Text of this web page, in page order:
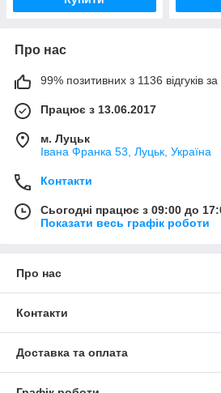
Про нас
99% позитивних з 1136 відгуків за
Працює з 13.06.2017
м. Луцьк
Івана Франка 53, Луцьк, Україна
Контакти
Сьогодні працює з 09:00 до
Показати весь графік роботи
Про нас
Контакти
Доставка та оплата